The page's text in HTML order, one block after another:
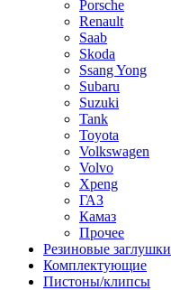
Porsche
Renault
Saab
Skoda
Ssang Yong
Subaru
Suzuki
Tank
Toyota
Volkswagen
Volvo
Xpeng
ГАЗ
Камаз
Прочее
Резиновые заглушки
Комплектующие
Пистоны/клипсы